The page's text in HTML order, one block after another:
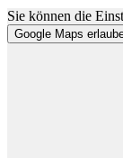
Sie können die
Google Maps